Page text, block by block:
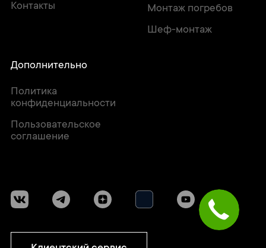
Контакты
Монтаж погребов
Шеф-монтаж
Дополнительно
Политика
конфиденциальности
Пользовательское
соглашение